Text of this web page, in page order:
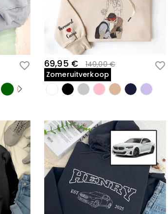
69,95 €
140,00 €
Zomeruitverkoop